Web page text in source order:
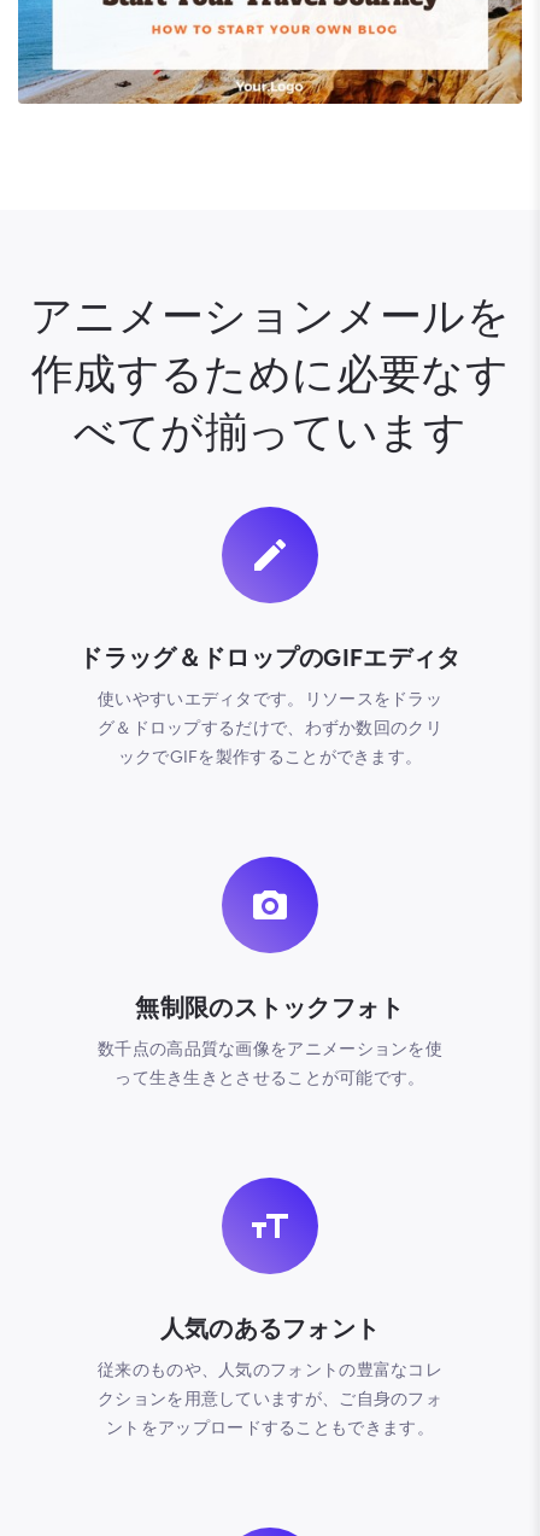
アニメーションメールを
作成するために必要なす
べてが揃っています
ドラッグ＆ドロップのGIFエディタ
使いやすいエディタです。リソースをドラッ
グ＆ドロップするだけで、わずか数回のクリ
ックでGIFを製作することができます。
無制限のストックフォト
数千点の高品質な画像をアニメーションを使
って生き生きとさせることが可能です。
人気のあるフォント
従来のものや、人気のフォントの豊富なコレ
クションを用意していますが、ご自身のフォ
ントをアップロードすることもできます。